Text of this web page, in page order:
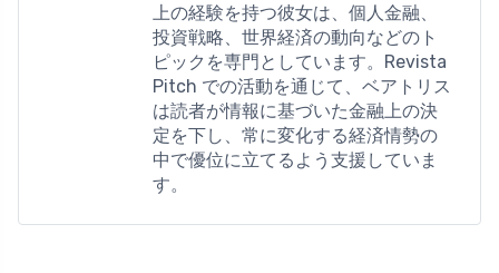
上の経験を持つ彼女は、個人金融、
投資戦略、世界経済の動向などのト
ピックを専門としています。Revista
Pitch での活動を通じて、ベアトリス
は読者が情報に基づいた金融上の決
定を下し、常に変化する経済情勢の
中で優位に立てるよう支援していま
す。